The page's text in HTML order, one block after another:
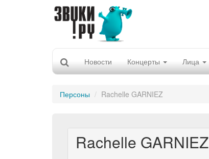
Новости Концерты Лица
Персоны Rachelle GARNIEZ
Rachelle GARNIEZ